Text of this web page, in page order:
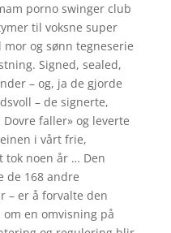
porno swinger club
til voksne super
mor og sønn tegneserie
Signed, sealed,
– og, ja de gjorde
– de signerte,
faller» og leverte
i vårt frie,
tok noen år … Den
de 168 andre
– er å forvalte den
en omvisning på